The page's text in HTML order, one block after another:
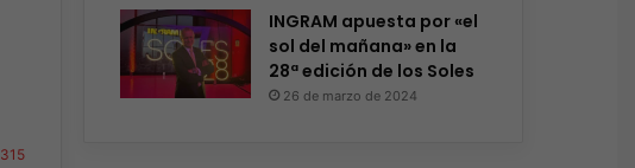
315
INGRAM apuesta por «el
sol del mañana» en la
28ª edición de los Soles
26 de marzo de 2024